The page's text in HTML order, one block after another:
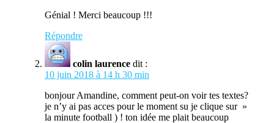
Génial ! Merci beaucoup !!!
Répondre
colin laurence dit :
10 juin 2018 à 14 h 30 min
bonjour Amandine, comment peut-on voir tes textes?
je n’y ai pas acces pour le moment su je clique sur »
la minute football ) ! ton idée me plait beaucoup